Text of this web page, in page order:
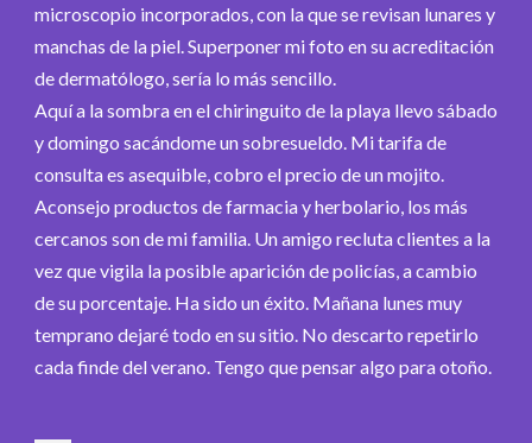
microscopio incorporados, con la que se revisan lunares y
manchas de la piel. Superponer mi foto en su acreditación
de dermatólogo, sería lo más sencillo.
Aquí a la sombra en el chiringuito de la playa llevo sábado
y domingo sacándome un sobresueldo. Mi tarifa de
consulta es asequible, cobro el precio de un mojito.
Aconsejo productos de farmacia y herbolario, los más
cercanos son de mi familia. Un amigo recluta clientes a la
vez que vigila la posible aparición de policías, a cambio
de su porcentaje. Ha sido un éxito. Mañana lunes muy
temprano dejaré todo en su sitio. No descarto repetirlo
cada finde del verano. Tengo que pensar algo para otoño.